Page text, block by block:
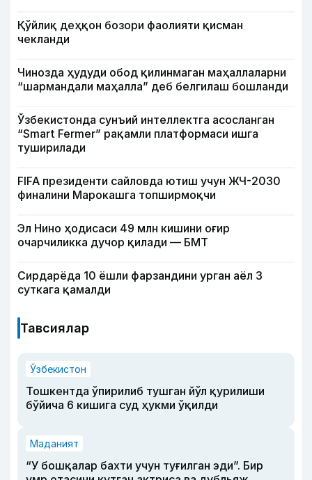
Қўйлиқ деҳқон бозори фаолияти қисман
чекланди
Чинозда ҳудуди обод қилинмаган маҳаллаларни
“шармандали маҳалла” деб белгилаш бошланди
Ўзбекистонда сунъий интеллектга асосланган
“Smart Fermer” рақамли платформаси ишга
туширилади
FIFA президенти сайловда ютиш учун ЖЧ-2030
финалини Марокашга топширмоқчи
Эл Нино ҳодисаси 49 млн кишини оғир
очарчиликка дучор қилади — БМТ
Сирдарёда 10 ёшли фарзандини урган аёл 3
суткага қамалди
Тавсиялар
Ўзбекистон
Тошкентда ўпирилиб тушган йўл қурилиши
бўйича 6 кишига суд ҳукми ўқилди
Маданият
“У бошқалар бахти учун туғилган эди”. Бир